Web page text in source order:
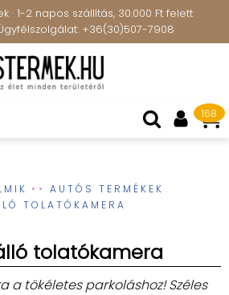
· 1-2 napos szállítás, 30.000 Ft felett
+36(30)507-7908
168
AUTÓS TERMÉKEK
TOLATÓKAMERA
tolatókamera
a tökéletes parkoláshoz! Széles